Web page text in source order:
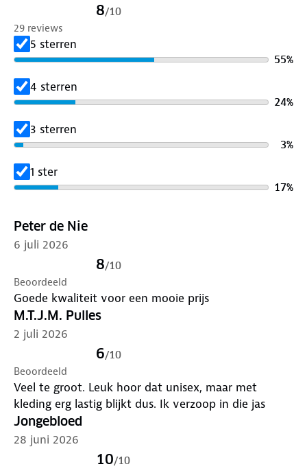
8/10
29 reviews
5 sterren
55%
4 sterren
24%
3 sterren
3%
1 ster
17%
Peter de Nie
6 juli 2026
8/10
Beoordeeld
Goede kwaliteit voor een mooie prijs
M.T.J.M. Pulles
2 juli 2026
6/10
Beoordeeld
Veel te groot. Leuk hoor dat unisex, maar met
kleding erg lastig blijkt dus. Ik verzoop in die jas
Jongebloed
28 juni 2026
10/10